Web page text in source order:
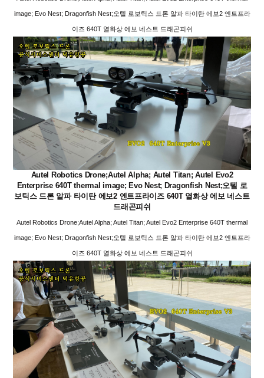
image; Evo Nest; Dragonfish Nest;오텔 로보틱스 드론 알파 타이탄 에보2 엔트프라
이즈 640T 열화상 에보 네스트 드래곤피쉬
Autel Robotics Drone;Autel Alpha; Autel Titan; Autel Evo2
Enterprise 640T thermal image; Evo Nest; Dragonfish Nest;오텔 로
보틱스 드론 알파 타이탄 에보2 엔트프라이즈 640T 열화상 에보 네스트
드래곤피쉬
Autel Robotics Drone;Autel Alpha; Autel Titan; Autel Evo2 Enterprise 640T thermal
image; Evo Nest; Dragonfish Nest;오텔 로보틱스 드론 알파 타이탄 에보2 엔트프라
이즈 640T 열화상 에보 네스트 드래곤피쉬